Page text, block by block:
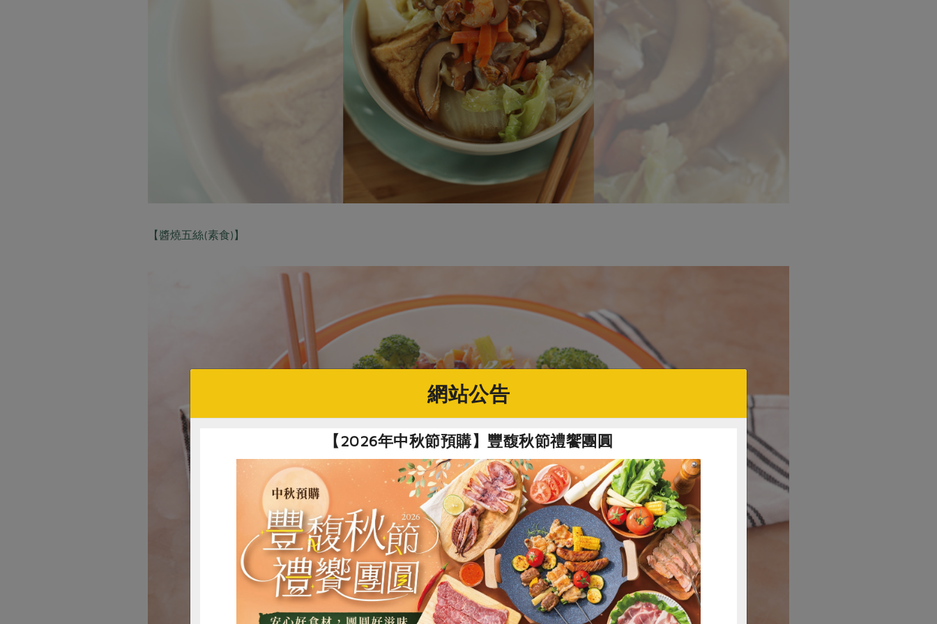
【醬燒五絲(素食)】
網站公告
【2026年中秋節預購】豐馥秋節禮饗團圓